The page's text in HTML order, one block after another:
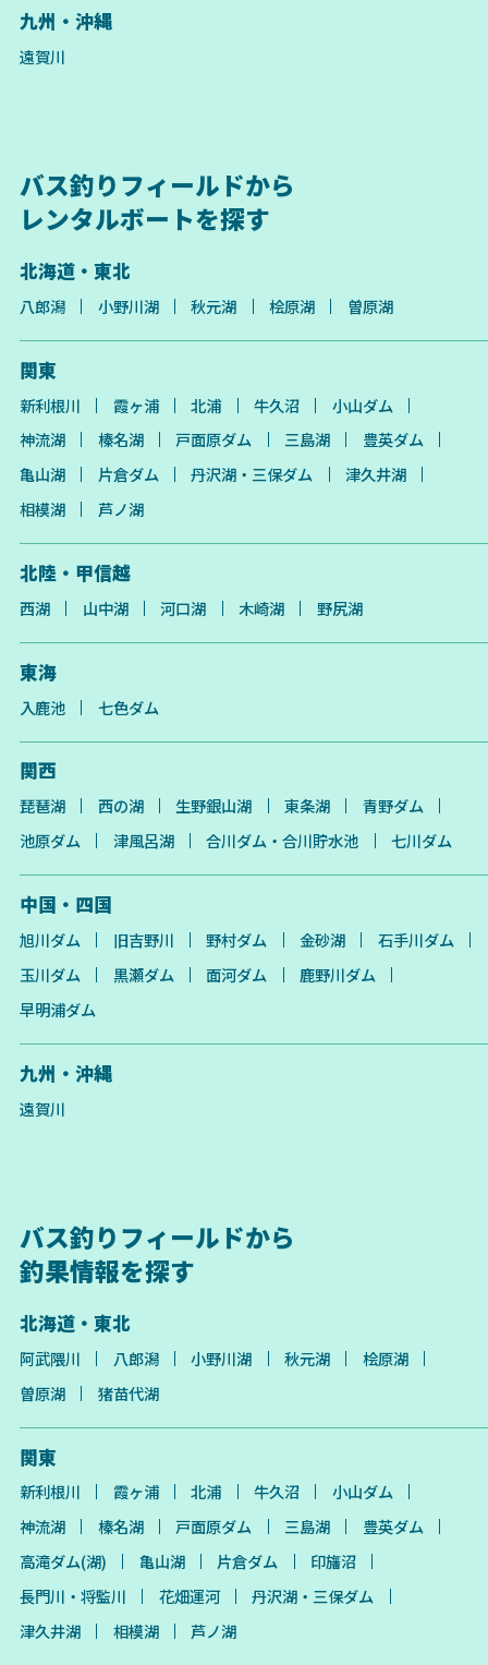
九州・沖縄
遠賀川
バス釣りフィールドから
レンタルボートを探す
北海道・東北
八郎潟 小野川湖 秋元湖 桧原湖 曽原湖
関東
新利根川 霞ヶ浦 北浦 牛久沼
小山ダム
神流湖
榛名湖 戸面原ダム 三島湖
豊英ダム
亀山湖
片倉ダム 丹沢湖・三保ダム
津久井湖
相模湖
芦ノ湖
北陸・甲信越
西湖 山中湖 河口湖 木崎湖 野尻湖
東海
入鹿池 七色ダム
関西
琵琶湖 西の湖 生野銀山湖 東条湖
青野ダム
池原ダム
津風呂湖 合川ダム・合川貯水池 七川ダム
中国・四国
旭川ダム 旧吉野川 野村ダム 金砂湖
石手川ダム
玉川ダム
黒瀬ダム 面河ダム
鹿野川ダム
早明浦ダム
九州・沖縄
遠賀川
バス釣りフィールドから
釣果情報を探す
北海道・東北
阿武隈川 八郎潟 小野川湖 秋元湖
桧原湖
曽原湖
猪苗代湖
関東
新利根川 霞ヶ浦 北浦 牛久沼
小山ダム
神流湖
榛名湖 戸面原ダム 三島湖
豊英ダム
高滝ダム(湖)
亀山湖 片倉ダム
印旛沼
長門川・将監川
花畑運河
丹沢湖・三保ダム
津久井湖
相模湖 芦ノ湖